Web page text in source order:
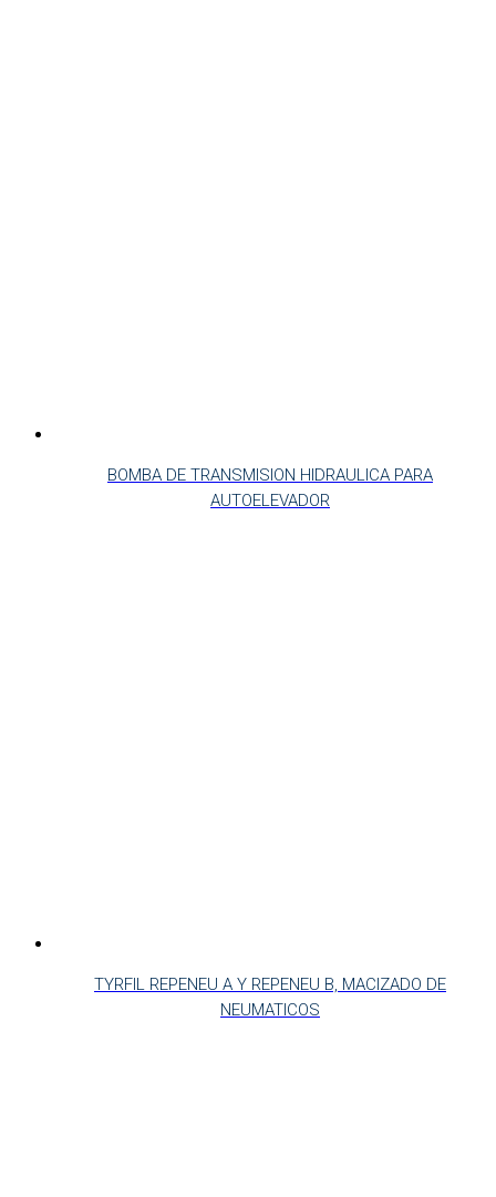
BOMBA DE TRANSMISION HIDRAULICA PARA
AUTOELEVADOR
TYRFIL REPENEU A Y REPENEU B, MACIZADO DE
NEUMATICOS